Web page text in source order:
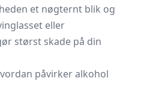
et nøgternt blik og
eller
størst skade på din
påvirker alkohol